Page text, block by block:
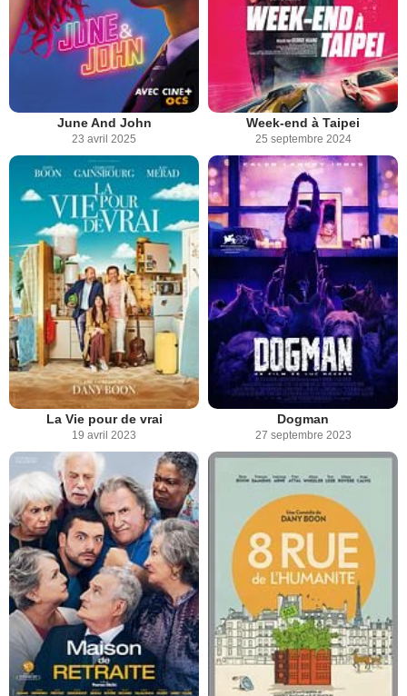
June And John
23 avril 2025
Week-end à Taipei
25 septembre 2024
La Vie pour de vrai
19 avril 2023
Dogman
27 septembre 2023